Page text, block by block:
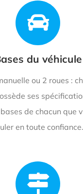
du véhicule
ou 2 roues :
ses
de chacun que
en toute confiance.